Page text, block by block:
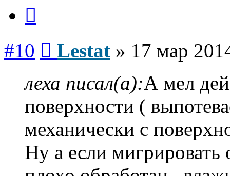
#10 Lestat » 17 мар
леха писал(а):А мел
поверхности (
механически с
Ну а если мигрировать